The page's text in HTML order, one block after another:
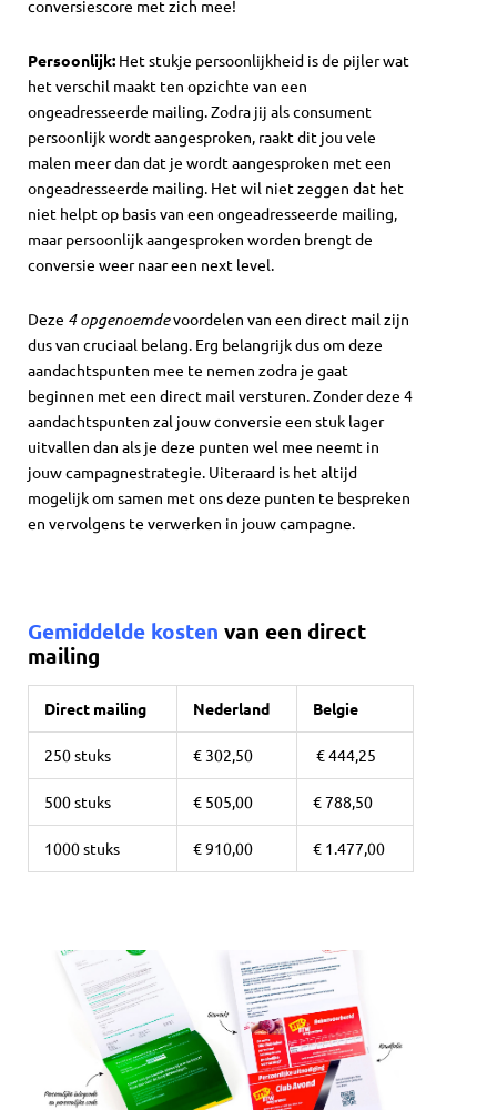
conversiescore met zich mee!
Persoonlijk: Het stukje persoonlijkheid is de pijler wat
het verschil maakt ten opzichte van een
ongeadresseerde mailing. Zodra jij als consument
persoonlijk wordt aangesproken, raakt dit jou vele
malen meer dan dat je wordt aangesproken met een
ongeadresseerde mailing. Het wil niet zeggen dat het
niet helpt op basis van een ongeadresseerde mailing,
maar persoonlijk aangesproken worden brengt de
conversie weer naar een next level.
Deze 4 opgenoemdevoordelen van een direct mail zijn
dus van cruciaal belang. Erg belangrijk dus om deze
aandachtspunten mee te nemen zodra je gaat
beginnen met een direct mail versturen. Zonder deze 4
aandachtspunten zal jouw conversie een stuk lager
uitvallen dan als je deze punten wel mee neemt in
jouw campagnestrategie. Uiteraard is het altijd
mogelijk om samen met ons deze punten te bespreken
en vervolgens te verwerken in jouw campagne.
Gemiddelde kosten van een direct
mailing
Direct mailing Nederland Belgie
250 stuks € 302,50 € 444,25
500 stuks € 505,00 € 788,50
1000 stuks € 910,00 € 1.477,00